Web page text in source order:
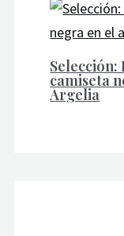
Selección:
camiseta
Argelia